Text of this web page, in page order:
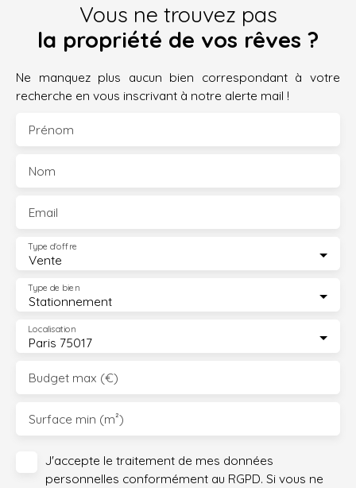
Vous ne trouvez pas
la propriété de vos rêves ?
Ne manquez plus aucun bien correspondant à votre
recherche en vous inscrivant à notre alerte mail !
Prénom
Nom
Email
Vente
Type d'offre
Stationnement
Type de bien
Paris 75017
Localisation
Budget max (€)
Surface min (m²)
J'accepte le traitement de mes données
personnelles conformément au RGPD. Si vous ne